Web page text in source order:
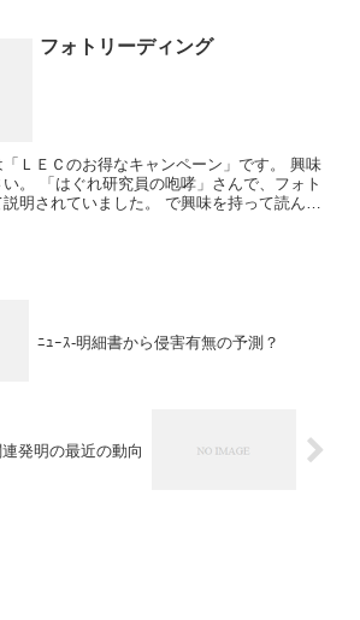
フォトリーディング
ＬＥＣのお得なキャンペーン」です。 興味
。 「はぐれ研究員の咆哮」さんで、フォト
明されていました。 で興味を持って読んで
ﾆｭｰｽ-明細書から侵害有無の予測？
発明の最近の動向